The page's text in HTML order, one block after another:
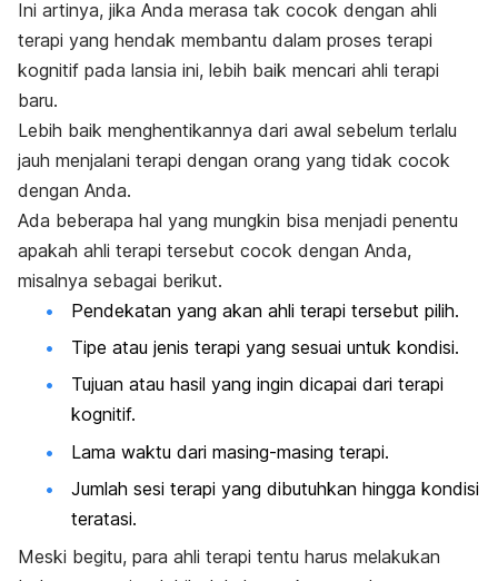
Ini artinya, jika Anda merasa tak cocok dengan ahli
terapi yang hendak membantu dalam proses terapi
kognitif pada lansia ini, lebih baik mencari ahli terapi
baru.
Lebih baik menghentikannya dari awal sebelum terlalu
jauh menjalani terapi dengan orang yang tidak cocok
dengan Anda.
Ada beberapa hal yang mungkin bisa menjadi penentu
apakah ahli terapi tersebut cocok dengan Anda,
misalnya sebagai berikut.
Pendekatan yang akan ahli terapi tersebut pilih.
Tipe atau jenis terapi yang sesuai untuk kondisi.
Tujuan atau hasil yang ingin dicapai dari terapi
kognitif.
Lama waktu dari masing-masing terapi.
Jumlah sesi terapi yang dibutuhkan hingga kondisi
teratasi.
Meski begitu, para ahli terapi tentu harus melakukan